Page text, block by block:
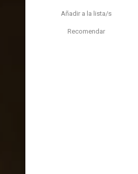
Añadir a la lista/s
Recomendar